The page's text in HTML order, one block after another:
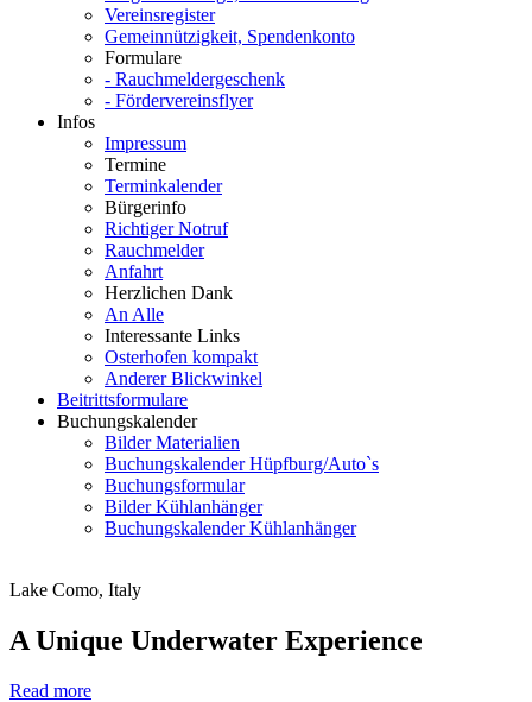
Vereinsregister
Gemeinnützigkeit, Spendenkonto
Formulare
- Rauchmeldergeschenk
- Fördervereinsflyer
Infos
Impressum
Termine
Terminkalender
Bürgerinfo
Richtiger Notruf
Rauchmelder
Anfahrt
Herzlichen Dank
An Alle
Interessante Links
Osterhofen kompakt
Anderer Blickwinkel
Beitrittsformulare
Buchungskalender
Bilder Materialien
Buchungskalender Hüpfburg/Auto`s
Buchungsformular
Bilder Kühlanhänger
Buchungskalender Kühlanhänger
Lake Como, Italy
A Unique Underwater Experience
Read more